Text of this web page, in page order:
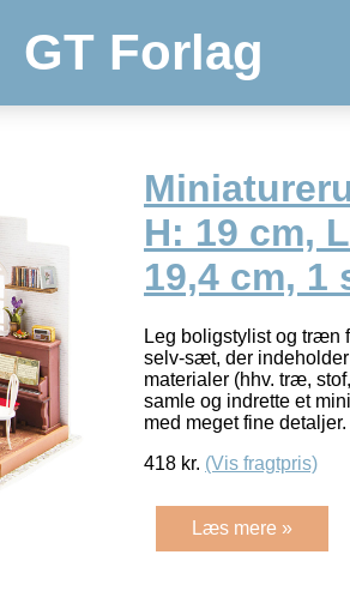
GT Forlag
H: 19 cm,
19,4 cm, 1
Leg boligstylist og træn
selv-sæt, der
materialer (hhv. træ,
samle og indrette et
med meget fine
418 kr. (Vis fragtpris)
Læs mere »